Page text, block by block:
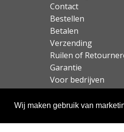
Wij maken gebruik van
Contact
Bestellen
Betalen
Verzending
Ruilen of
Garantie
Voor bedrijven
Over KloegCom.nl